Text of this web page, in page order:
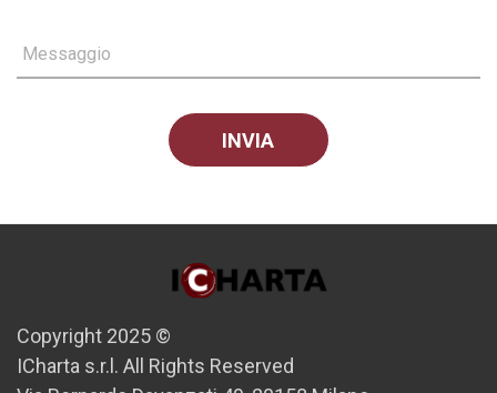
Messaggio
Copyright 2025 ©
ICharta s.r.l. All Rights Reserved